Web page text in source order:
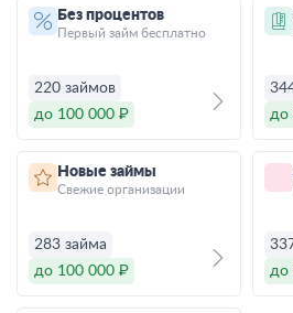
Без процентов
Первый займ бесплатно
220 займов
до 100 000 ₽
до
Новые займы
Свежие организации
283 займа
до 100 000 ₽
до